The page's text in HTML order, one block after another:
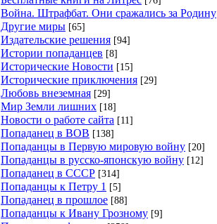
Война. Штрафбат. Они сражались за Родину
Другие миры [65]
Издательские решения [94]
Истории попаданцев [8]
Исторические Новости [15]
Исторические приключения [29]
Любовь внеземная [29]
Мир Земли лишних [18]
Новости о работе сайта [11]
Попаданец в ВОВ [138]
Попаданцы в Первую мировую войну [20]
Попаданцы в русско-японскую войну [12]
Попаданец в СССР [314]
Попаданцы к Петру 1 [5]
Попаданец в прошлое [88]
Попаданцы к Ивану Грозному [9]